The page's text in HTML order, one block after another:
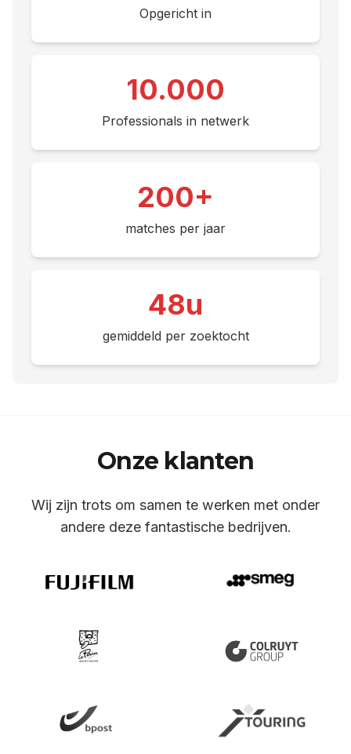
Opgericht in
10.000
Professionals in netwerk
200+
matches per jaar
48u
gemiddeld per zoektocht
Onze klanten
Wij zijn trots om samen te werken met onder
andere deze fantastische bedrijven.